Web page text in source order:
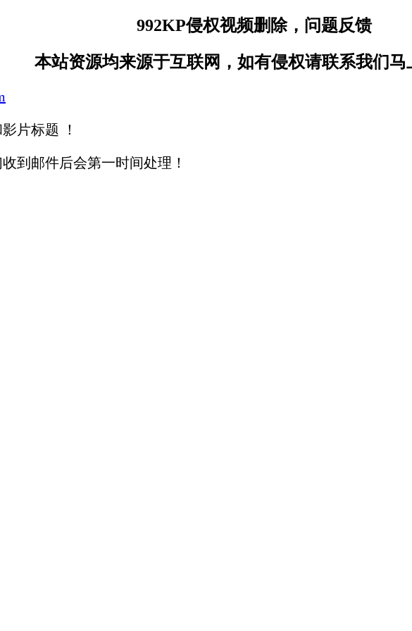
992KP侵权视频删除，问题反馈
本站资源均来源于互联网，如有侵权请联系我们马
片标题 ！
到邮件后会第一时间处理！